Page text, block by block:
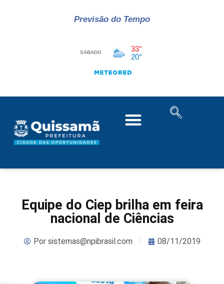
Previsão do Tempo
Equipe do Ciep brilha em feira
nacional de Ciências
Porsistemas@npibrasil.com 08/11/2019